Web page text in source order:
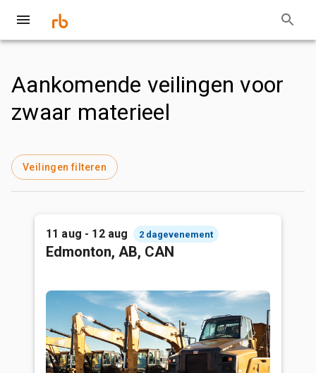
Aankomende veilingen voor
zwaar materieel
Veilingen filteren
11 aug - 12 aug 2 dagevenement
Edmonton, AB, CAN